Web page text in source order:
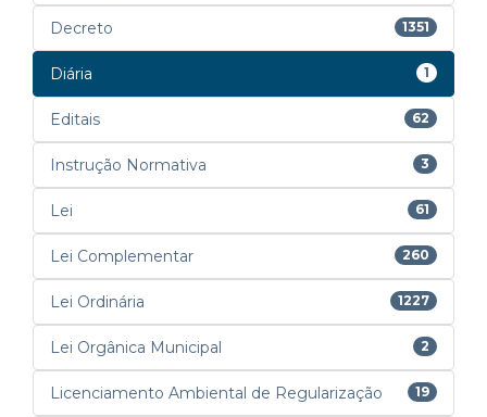
Decreto 1351
Diária 1
Editais 62
Instrução Normativa 3
Lei 61
Lei Complementar 260
Lei Ordinária 1227
Lei Orgânica Municipal 2
Licenciamento Ambiental de Regularização 19